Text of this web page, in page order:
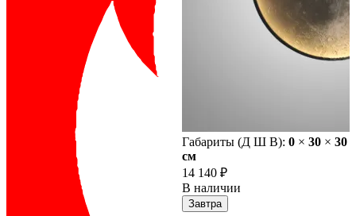
Габариты (Д Ш В): 0 × 30 × 30
cм
14 140 ₽
В наличии
Завтра